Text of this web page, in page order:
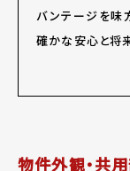
バンテージを味
確かな安心と将
物件外観・共